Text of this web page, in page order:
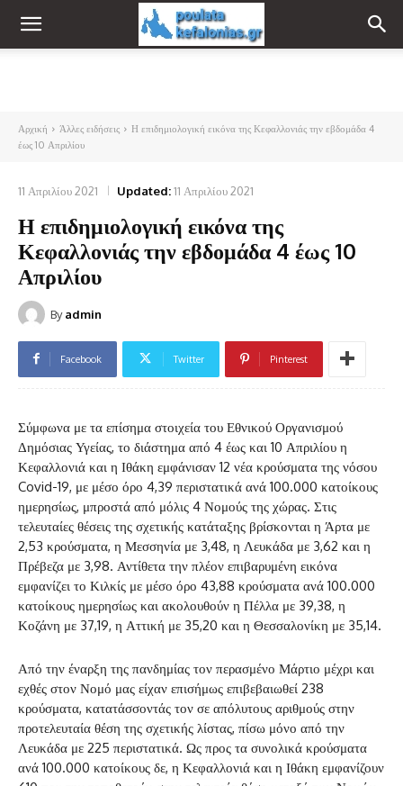
Αρχική Άλλες ειδήσεις
Η επιδημιολογική εικόνα της Κεφαλλονιάς την εβδομάδα 4
έως 10 Απριλίου
11 Απριλίου 2021 Updated:11 Απριλίου 2021
Η επιδημιολογική εικόνα της
Κεφαλλονιάς την εβδομάδα 4 έως 10
Απριλίου
By admin
Facebook Twitter Pinterest
Σύμφωνα με τα επίσημα στοιχεία του Εθνικού Οργανισμού
Δημόσιας Υγείας, το διάστημα από 4 έως και 10 Απριλίου η
Κεφαλλονιά και η Ιθάκη εμφάνισαν 12 νέα κρούσματα της νόσου
Covid-19, με μέσο όρο 4,39 περιστατικά ανά 100.000 κατοίκους
ημερησίως, μπροστά από μόλις 4 Νομούς της χώρας. Στις
τελευταίες θέσεις της σχετικής κατάταξης βρίσκονται η Άρτα με
2,53 κρούσματα, η Μεσσηνία με 3,48, η Λευκάδα με 3,62 και η
Πρέβεζα με 3,98. Αντίθετα την πλέον επιβαρυμένη εικόνα
εμφανίζει το Κιλκίς με μέσο όρο 43,88 κρούσματα ανά 100.000
κατοίκους ημερησίως και ακολουθούν η Πέλλα με 39,38, η
Κοζάνη με 37,19, η Αττική με 35,20 και η Θεσσαλονίκη με 35,14.
Από την έναρξη της πανδημίας τον περασμένο Μάρτιο μέχρι και
εχθές στον Νομό μας είχαν επισήμως επιβεβαιωθεί 238
κρούσματα, κατατάσσοντάς τον σε απόλυτους αριθμούς στην
προτελευταία θέση της σχετικής λίστας, πίσω μόνο από την
Λευκάδα με 225 περιστατικά. Ως προς τα συνολικά κρούσματα
ανά 100.000 κατοίκους δε, η Κεφαλλονιά και η Ιθάκη εμφανίζουν